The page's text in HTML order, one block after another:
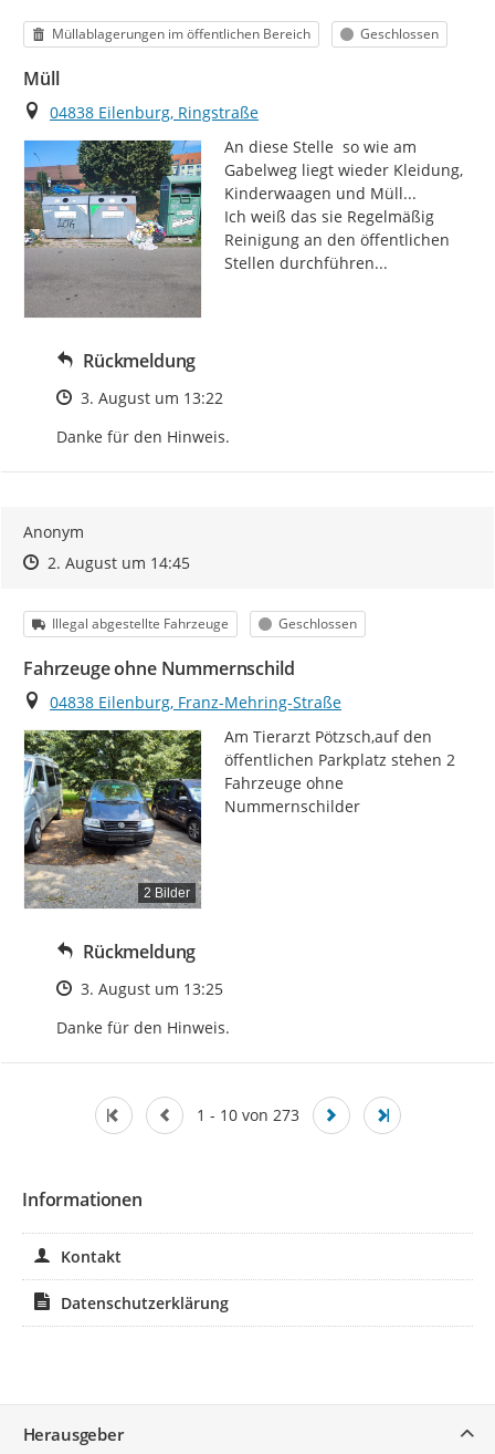
Kategorie
Müllablagerungen im öffentlichen Bereich Status
Geschlossen
Müll
Ort
04838 Eilenburg, Ringstraße
An diese Stelle  so wie am
Gabelweg liegt wieder Kleidung,
Kinderwaagen und Müll...
Ich weiß das sie Regelmäßig
Reinigung an den öffentlichen
Stellen durchführen...
Rückmeldung
Zeitpunkt des Erstellens
3. August um 13:22
Danke für den Hinweis.
Anonym
Zeitpunkt des Erstellens
Zeitpunkt des Erstellens
2. August um 14:45Zur Äußerung
Kategorie
Illegal abgestellte Fahrzeuge Status
Geschlossen
Fahrzeuge ohne Nummernschild
Ort
04838 Eilenburg, Franz-Mehring-Straße
2 Bilder
Am Tierarzt Pötzsch,auf den
öffentlichen Parkplatz stehen 2
Fahrzeuge ohne
Nummernschilder
Rückmeldung
Zeitpunkt des Erstellens
3. August um 13:25
Danke für den Hinweis.
1 - 10 von 273
Informationen
Kontakt
Datenschutzerklärung
Herausgeber